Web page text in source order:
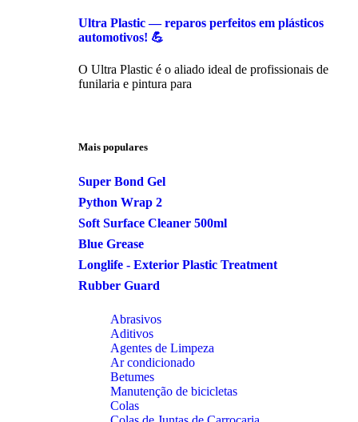
Ultra Plastic — reparos perfeitos em plásticos
automotivos! 💪
O Ultra Plastic é o aliado ideal de profissionais de
funilaria e pintura para
Mais populares
Super Bond Gel
Python Wrap 2
Soft Surface Cleaner 500ml
Blue Grease
Longlife - Exterior Plastic Treatment
Rubber Guard
Abrasivos
Aditivos
Agentes de Limpeza
Ar condicionado
Betumes
Manutenção de bicicletas
Colas